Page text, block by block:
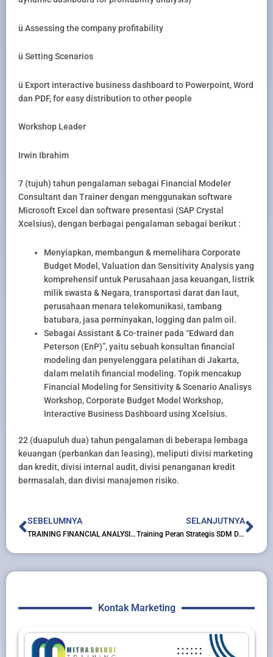
ü Assessing the company profitability
ü Setting Scenarios
ü Export interactive business dashboard to Powerpoint, Word
dan PDF, for easy distribution to other people
Workshop Leader
Irwin Ibrahim
7 (tujuh) tahun pengalaman sebagai Financial Modeler
Consultant dan Trainer dengan menggunakan software
Microsoft Excel dan software presentasi (SAP Crystal
Xcelsius), dengan berbagai pengalaman sebagai berikut :
Menyiapkan, membangun & memelihara Corporate
Budget Model, Valuation dan Sensitivity Analysis yang
komprehensif untuk Perusahaan jasa keuangan, listrik
milik swasta & Negara, transportasi darat dan laut,
perusahaan menara telekomunikasi, tambang
batubara, jasa perminyakan, logging dan palm oil.
Sebagai Assistant & Co-trainer pada “Edward dan
Peterson (EnP)”, yaitu sebuah konsultan financial
modeling dan penyelenggara pelatihan di Jakarta,
dalam melatih financial modeling. Topik mencakup
Financial Modeling for Sensitivity & Scenario Analisys
Workshop, Corporate Budget Model Workshop,
Interactive Business Dashboard using Xcelsius.
22 (duapuluh dua) tahun pengalaman di beberapa lembaga
keuangan (perbankan dan leasing), meliputi divisi marketing
dan kredit, divisi internal audit, divisi penanganan kredit
bermasalah, dan divisi manajemen risiko.
Prev
SEBELUMNYA
TRAINING FINANCIAL ANALYSIS, PLANNING AND CONTROL
SELANJUTNYA
Training Peran Strategis SDM Dalam Mengembangkan Infrastruktur Organisasi
Kontak Marketing